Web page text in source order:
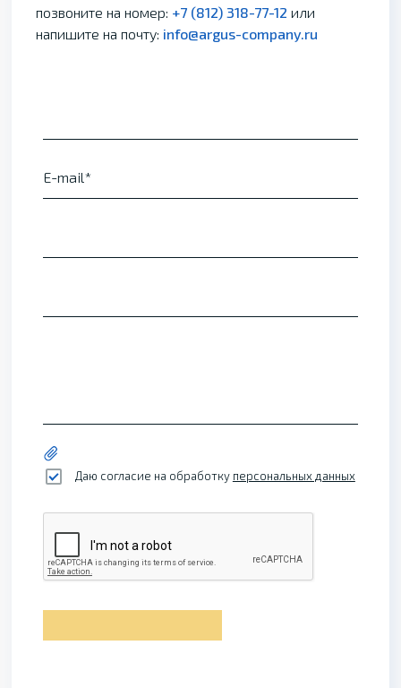
позвоните на номер: +7 (812) 318-77-12 или
напишите на почту: info@argus-company.ru
E-mail
Даю согласие на обработку персональных данных